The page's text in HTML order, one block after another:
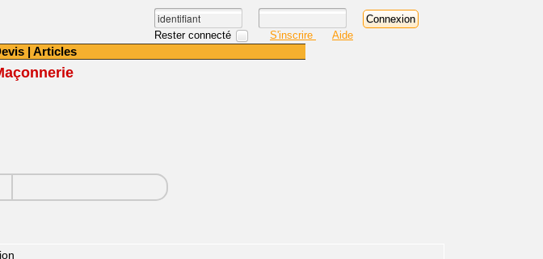
Rester connecté S'inscrire Aide
| Articles